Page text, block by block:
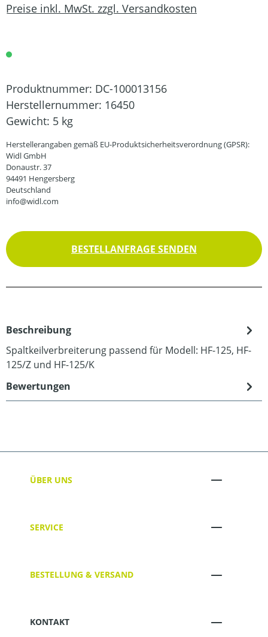
Preise inkl. MwSt. zzgl. Versandkosten
Produktnummer: DC-100013156
Herstellernummer: 16450
Gewicht: 5 kg
Herstellerangaben gemäß EU-Produktsicherheitsverordnung (GPSR):
Widl GmbH
Donaustr. 37
94491 Hengersberg
Deutschland
info@widl.com
BESTELLANFRAGE SENDEN
Beschreibung
Spaltkeilverbreiterung passend für Modell: HF-125, HF-
125/Z und HF-125/K
Bewertungen
ÜBER UNS
SERVICE
BESTELLUNG & VERSAND
KONTAKT